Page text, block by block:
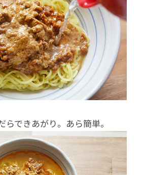
できあがり。あら簡単。